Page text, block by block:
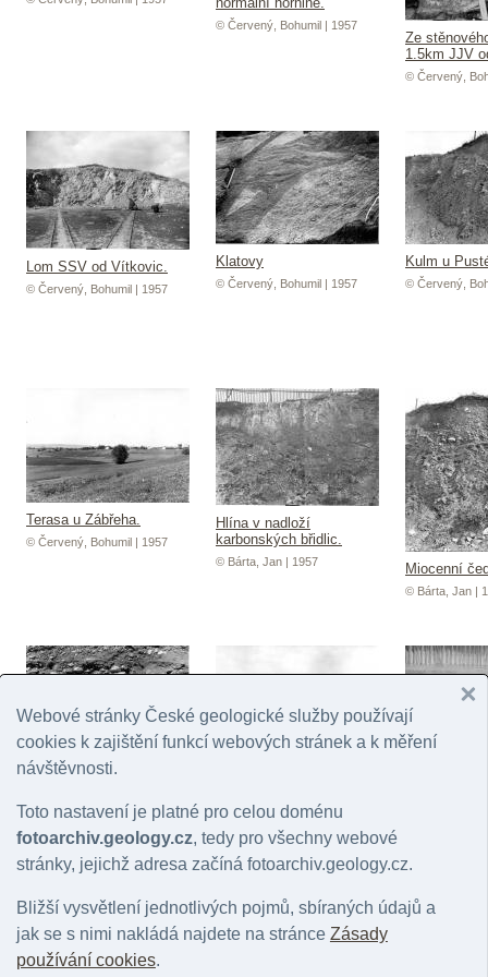
© Červený, Bohumil | 1957
Ze
1.5km JJV
© Červený,
Lom SSV od Vítkovic.
© Červený, Bohumil | 1957
Klatovy
© Červený, Bohumil | 1957
Kulm u
© Červený,
Terasa u Zábřeha.
© Červený, Bohumil | 1957
Hlína v nadloží
karbonských břidlic.
© Bárta, Jan | 1957 Miocenní
© Bárta, Jan |
Terasové štěrky.
Stránky: 1 2 3 4 5 6 7 8 9 10 11 12 13 14
63
64 65 66 67 68 69 70 71 72 73 74 75 76
94
95 96 97 98 99 100 101 102 103 104 105 106
120
121 122 123 124 125 126 127 128 129
145
168
169 170 171
Webové stránky České geologické služby používají
cookies k zajištění funkcí webových stránek a k měření
návštěvnosti.
Toto nastavení je platné pro celou doménu
fotoarchiv.geology.cz, tedy pro všechny webové
stránky, jejichž adresa začíná fotoarchiv.geology.cz.
Bližší vysvětlení jednotlivých pojmů, sbíraných údajů a
jak se s nimi nakládá najdete na stránce Zásady
používání cookies.